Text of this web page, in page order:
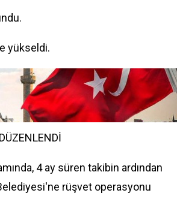
yükseldi.
4 ay süren takibin ardından
rüşvet operasyonu